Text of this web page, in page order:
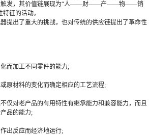
触发，其价值链展现为“人——财——产——物——销
征的活动。
提出了重大的挑战，也对传统的供应链提出了革命性
而加工不同零件的能力;
原材料的变化而确定相应的工艺流程;
仅对老产品的有用特性有继承能力和兼容能力，而且
品的能力;
出反应而经济地运行;